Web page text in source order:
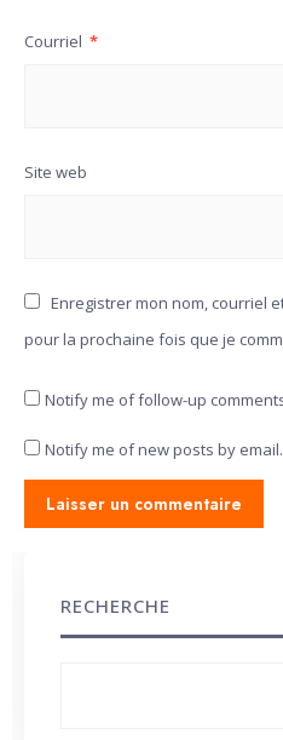
Courriel *
Site web
Enregistrer mon nom, courriel
pour la prochaine fois que je
Notify me of follow-up
Notify me of new posts by email.
RECHERCHE